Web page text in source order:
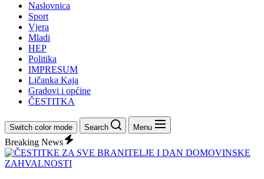
Naslovnica
Sport
Vjera
Mladi
HEP
Politika
IMPRESUM
Ličanka Kaja
Gradovi i općine
ČESTITKA
Switch color mode Search Menu
Breaking News